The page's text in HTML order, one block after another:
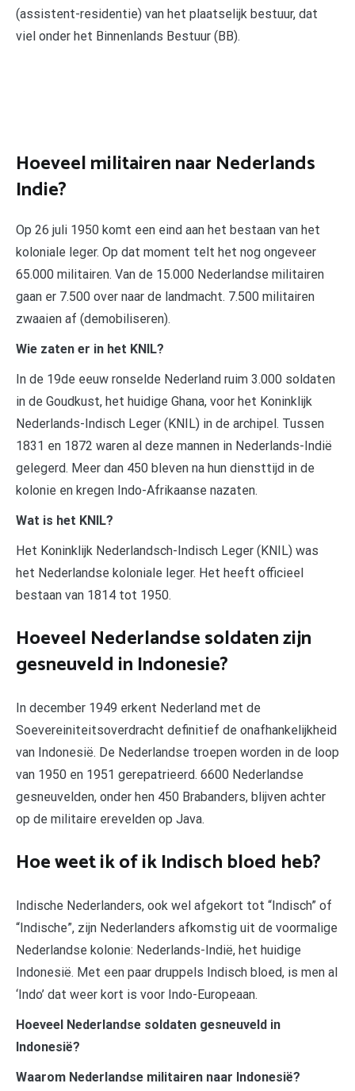
(assistent-residentie) van het plaatselijk bestuur, dat
viel onder het Binnenlands Bestuur (BB).
Hoeveel militairen naar Nederlands
Indie?
Op 26 juli 1950 komt een eind aan het bestaan van het
koloniale leger. Op dat moment telt het nog ongeveer
65.000 militairen. Van de 15.000 Nederlandse militairen
gaan er 7.500 over naar de landmacht. 7.500 militairen
zwaaien af (demobiliseren).
Wie zaten er in het KNIL?
In de 19de eeuw ronselde Nederland ruim 3.000 soldaten
in de Goudkust, het huidige Ghana, voor het Koninklijk
Nederlands-Indisch Leger (KNIL) in de archipel. Tussen
1831 en 1872 waren al deze mannen in Nederlands-Indië
gelegerd. Meer dan 450 bleven na hun diensttijd in de
kolonie en kregen Indo-Afrikaanse nazaten.
Wat is het KNIL?
Het Koninklijk Nederlandsch-Indisch Leger (KNIL) was
het Nederlandse koloniale leger. Het heeft officieel
bestaan van 1814 tot 1950.
Hoeveel Nederlandse soldaten zijn
gesneuveld in Indonesie?
In december 1949 erkent Nederland met de
Soevereiniteitsoverdracht definitief de onafhankelijkheid
van Indonesië. De Nederlandse troepen worden in de loop
van 1950 en 1951 gerepatrieerd. 6600 Nederlandse
gesneuvelden, onder hen 450 Brabanders, blijven achter
op de militaire erevelden op Java.
Hoe weet ik of ik Indisch bloed heb?
Indische Nederlanders, ook wel afgekort tot “Indisch” of
“Indische”, zijn Nederlanders afkomstig uit de voormalige
Nederlandse kolonie: Nederlands-Indië, het huidige
Indonesië. Met een paar druppels Indisch bloed, is men al
‘Indo’ dat weer kort is voor Indo-Europeaan.
Hoeveel Nederlandse soldaten gesneuveld in
Indonesië?
Waarom Nederlandse militairen naar Indonesië?